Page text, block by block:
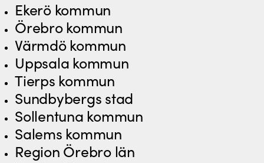
Ekerö kommun
Örebro kommun
Värmdö kommun
Uppsala kommun
Tierps kommun
Sundbybergs stad
Sollentuna kommun
Salems kommun
Region Örebro län